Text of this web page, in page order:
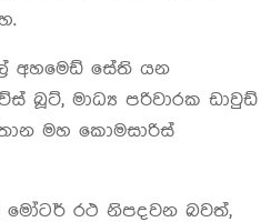
අහමෙඩ් සේති යන
බූට්, මාධ්‍ය පරිවාරක ඩාවුඩ්
මහ කොමසාරිස්
රථ නිපදවන බවත්,